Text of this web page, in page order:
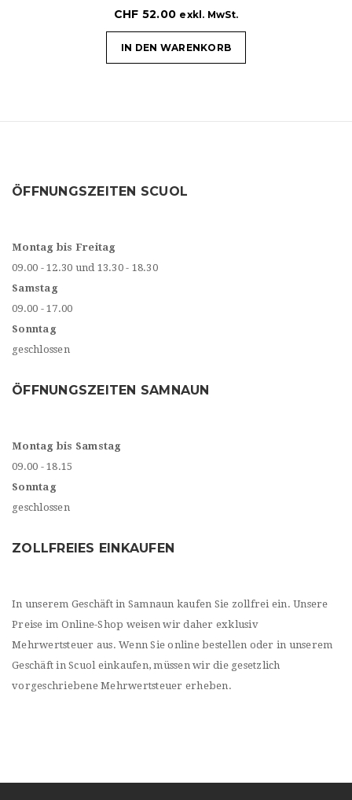
CHF 52.00 exkl. MwSt.
IN DEN WARENKORB
ÖFFNUNGSZEITEN SCUOL
Montag bis Freitag
09.00 - 12.30 und 13.30 - 18.30
Samstag
09.00 - 17.00
Sonntag
geschlossen
ÖFFNUNGSZEITEN SAMNAUN
Montag bis Samstag
09.00 - 18.15
Sonntag
geschlossen
ZOLLFREIES EINKAUFEN
In unserem Geschäft in Samnaun kaufen Sie zollfrei ein. Unsere
Preise im Online-Shop weisen wir daher exklusiv
Mehrwertsteuer aus. Wenn Sie online bestellen oder in unserem
Geschäft in Scuol einkaufen, müssen wir die gesetzlich
vorgeschriebene Mehrwertsteuer erheben.